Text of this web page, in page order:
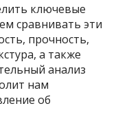
ключевые
сравнивать эти
прочность,
а также
анализ
нам
об